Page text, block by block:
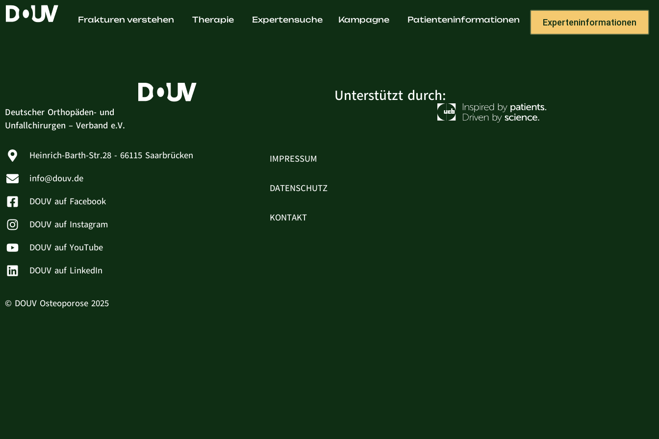
Frakturen verstehen Therapie Expertensuche Kampagne Patienteninformationen Experteninformationen
Martin Becker
Deutscher Orthopäden- und
Unfallchirurgen – Verband e.V.
Unterstützt durch:
Heinrich-Barth-Str.28 - 66115 Saarbrücken
info@douv.de
DOUV auf Facebook
DOUV auf Instagram
DOUV auf YouTube
DOUV auf LinkedIn
IMPRESSUM
DATENSCHUTZ
KONTAKT
© DOUV Osteoporose 2025